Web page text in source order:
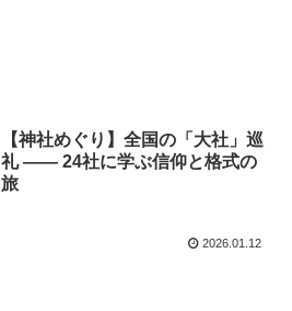
【神社めぐり】全国の「大社」巡
礼 ―― 24社に学ぶ信仰と格式の
旅
2026.01.12